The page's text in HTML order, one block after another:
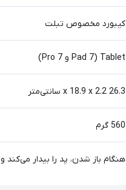
کیبورد مخصوص تبلت
Tablet (Pad 7 و 7 Pro)
26.3 x 18.9 x 2.2 سانتی‌متر
560 گرم
هنگام باز شدن، پد را بیدار